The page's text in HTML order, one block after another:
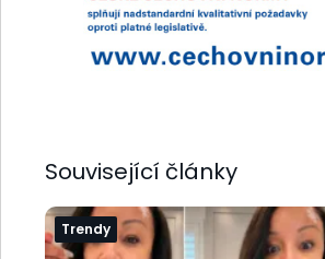
Související články
Trendy